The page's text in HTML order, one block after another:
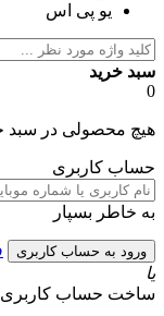
یو پی اس
سبد خرید
0
هیچ محصولی در سبد
حساب کاربری
به خاطر بسپار
یا
ساخت حساب کاربری